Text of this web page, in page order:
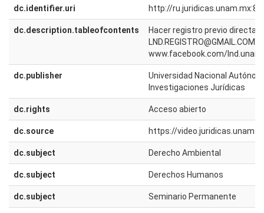
dc.identifier.uri http://
dc.description.tableofcontents
Hacer registro previo
www.facebook.com/lnd.unam
dc.publisher
Universidad Nacional
Investigaciones Jurídicas
dc.rights Acceso abierto
dc.source https://
dc.subject Derecho Ambiental
dc.subject Derechos Humanos
dc.subject Seminario Permanente